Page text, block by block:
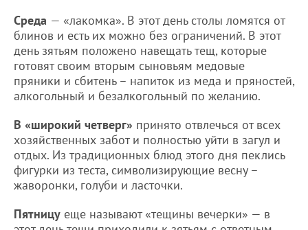
Среда — «лакомка». В этот день столы ломятся от
блинов и есть их можно без ограничений. В этот
день зятьям положено навещать тещ, которые
готовят своим вторым сыновьям медовые
пряники и сбитень – напиток из меда и пряностей,
алкогольный и безалкогольный по желанию.
В «широкий четверг» принято отвлечься от всех
хозяйственных забот и полностью уйти в загул и
отдых. Из традиционных блюд этого дня пеклись
фигурки из теста, символизирующие весну –
жаворонки, голуби и ласточки.
Пятницу еще называют «тещины вечерки» — в